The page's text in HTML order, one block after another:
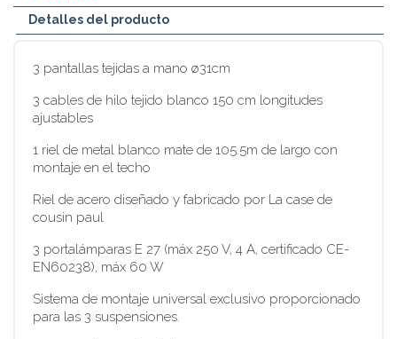
Detalles del producto
3 pantallas tejidas a mano ø31cm
3 cables de hilo tejido blanco 150 cm longitudes
ajustables
1 riel de metal blanco mate de 105.5m de largo con
montaje en el techo
Riel de acero diseñado y fabricado por La case de
cousin paul
3 portalámparas E 27 (máx 250 V, 4 A, certificado CE-
EN60238), máx 60 W
Sistema de montaje universal exclusivo proporcionado
para las 3 suspensiones.